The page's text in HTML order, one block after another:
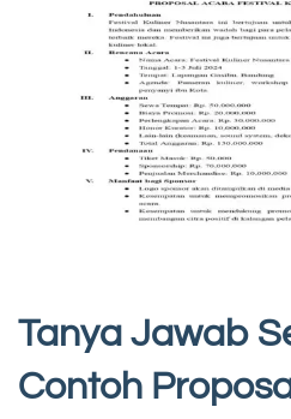
Tanya Jawab
Contoh